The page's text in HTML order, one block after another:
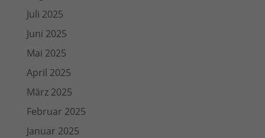
Juli 2025
Juni 2025
Mai 2025
April 2025
März 2025
Februar 2025
Januar 2025